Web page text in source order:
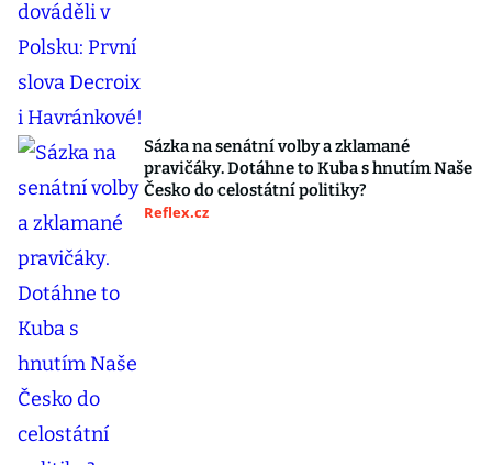
Sázka na senátní volby a zklamané
pravičáky. Dotáhne to Kuba s hnutím Naše
Česko do celostátní politiky?
Reflex.cz